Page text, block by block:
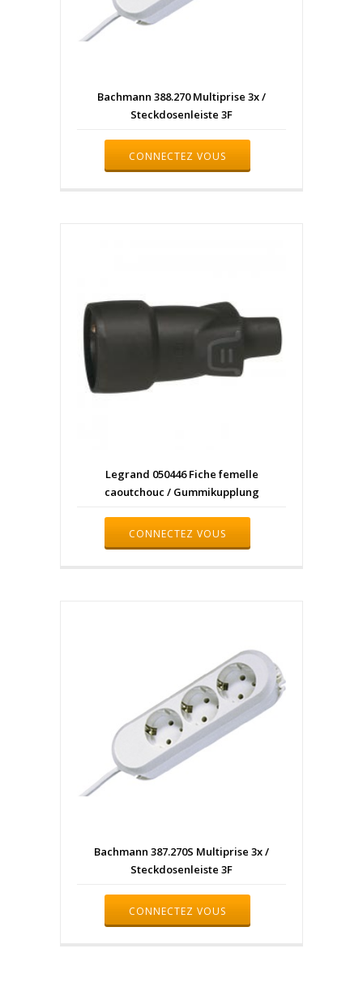
Bachmann 388.270 Multiprise 3x /
Steckdosenleiste 3F
CONNECTEZ VOUS
Legrand 050446 Fiche femelle
caoutchouc / Gummikupplung
CONNECTEZ VOUS
Bachmann 387.270S Multiprise 3x /
Steckdosenleiste 3F
CONNECTEZ VOUS